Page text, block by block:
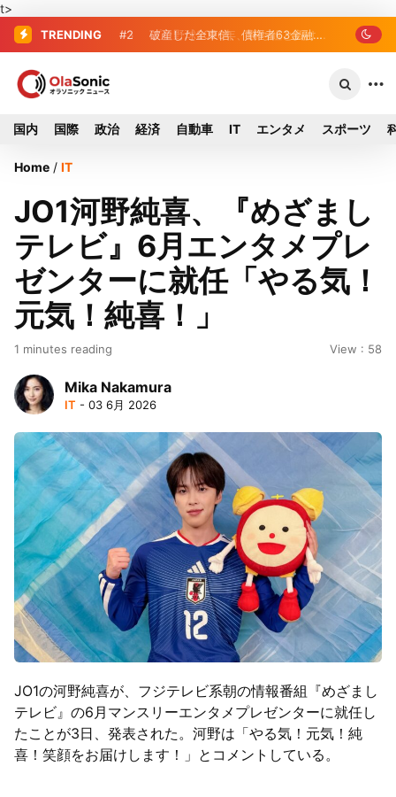
t>
TRENDING #2 破産した全東信、債権者63金融
#3 プロ野球2026年、勝ち組と負け組の
国内 国際 政治 経済 自動車 IT エンタメ スポーツ
Home / IT
JO1河野純喜、『めざまし
テレビ』6月エンタメプレ
ゼンターに就任「やる気！
元気！純喜！」
1 minutes reading View : 58
Mika Nakamura
IT - 03 6月 2026
JO1の河野純喜が、フジテレビ系朝の情報番組『めざまし
テレビ』の6月マンスリーエンタメプレゼンターに就任し
たことが3日、発表された。河野は「やる気！元気！純
喜！笑顔をお届けします！」とコメントしている。